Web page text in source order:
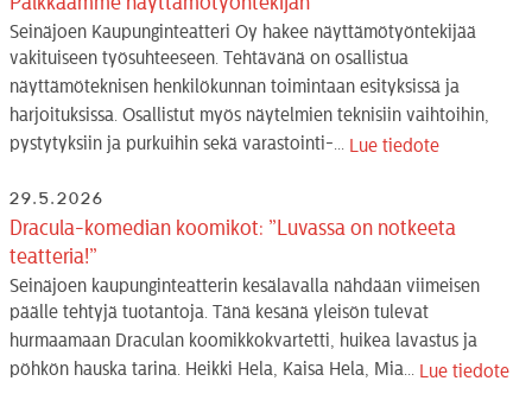
Seinäjoen Kaupunginteatteri Oy hakee näyttämötyöntekijää
vakituiseen työsuhteeseen. Tehtävänä on osallistua
näyttämöteknisen henkilökunnan toimintaan esityksissä ja
harjoituksissa. Osallistut myös näytelmien teknisiin vaihtoihin,
pystytyksiin ja purkuihin sekä varastointi-...
Lue tiedote
29.5.2026
Dracula-komedian koomikot: ”Luvassa on notkeeta
teatteria!”
Seinäjoen kaupunginteatterin kesälavalla nähdään viimeisen
päälle tehtyjä tuotantoja. Tänä kesänä yleisön tulevat
hurmaamaan Draculan koomikkokvartetti, huikea lavastus ja
pöhkön hauska tarina. Heikki Hela, Kaisa Hela, Mia...
Lue tiedote